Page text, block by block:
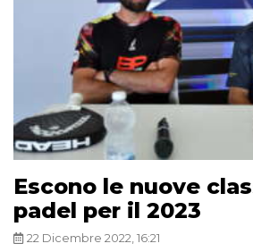
Escono le nuove
padel per il 2023
22 Dicembre 2022, 16:21